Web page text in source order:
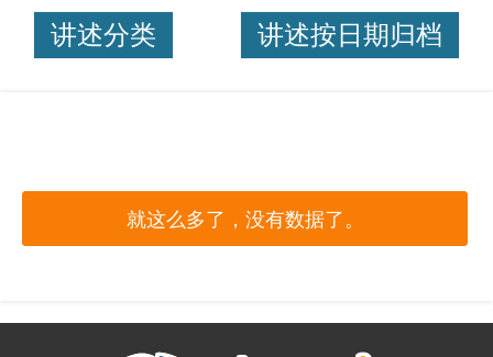
讲述分类 讲述按日期归档
就这么多了，没有数据了。